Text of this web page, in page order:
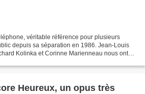
véritable référence pour plusieurs
depuis sa séparation en 1986. Jean-Louis
Kolinka et Corinne Marienneau nous ont
Heureux, un opus très